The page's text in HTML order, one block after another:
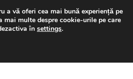
lei
4 p.m.031 229 6816
a vă oferi cea mai bună experiență pe
mai multe despre cookie-urile pe care
în settings.